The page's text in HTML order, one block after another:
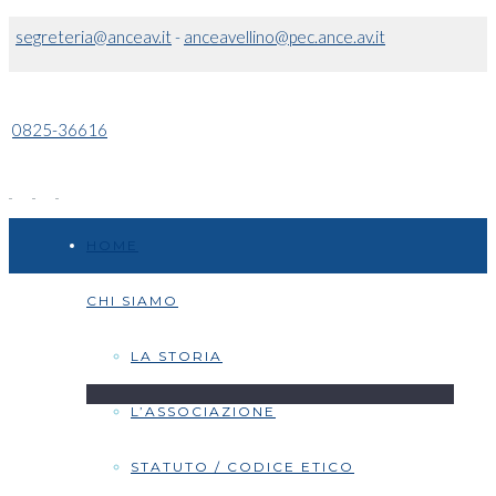
segreteria@anceav.it- anceavellino@pec.ance.av.it
0825-36616
CHI SIAMO
LA STORIA
L’ASSOCIAZIONE
STATUTO / CODICE ETICO